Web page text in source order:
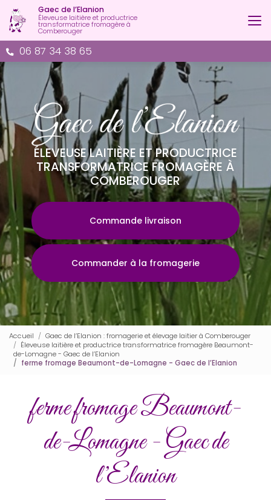
Aller
au
contenu
principal
06 87 34 38 65
Gaec de l’Elanion
Éleveuse laitière et productrice
transformatrice fromagère à
Comberouger
ÉLEVEUSE LAITIÈRE ET PRODUCTRICE
TRANSFORMATRICE FROMAGÈRE À
COMBEROUGER
Commande livraison
Commander à la fromagerie
Accueil
Gaec de l’Elanion : fromagerie et élevage laitier à Comberouger
Éleveuse laitière et productrice transformatrice fromagère Beaumont-
de-Lomagne - Gaec de l’Elanion
ferme fromage Beaumont-de-Lomagne - Gaec de l’Elanion
ferme fromage Beaumont-
de-Lomagne - Gaec de
l’Elanion